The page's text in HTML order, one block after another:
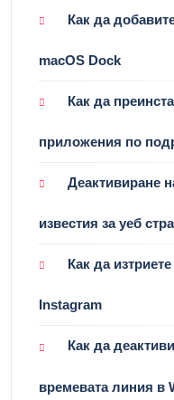
Как да
macOS Dock
Как да
приложения по
Деактивиране
известия за уеб
Как да
Instagram
Как да
времевата линия в